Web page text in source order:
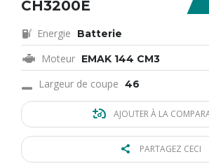
CH3200E
Energie Batterie
Moteur EMAK 144 CM3
Largeur de coupe 46
AJOUTER À LA
PARTAGEZ CECI